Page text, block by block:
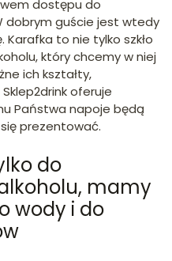
dostępu do
dobrym guście jest wtedy
to nie tylko szkło
który chcemy w niej
ich kształty,
oferuje
Państwa napoje będą
prezentować.
do
mamy
wody i do